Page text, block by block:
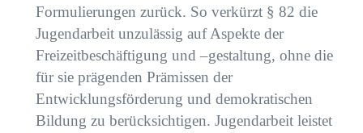
Formulierungen zurück. So verkürzt § 82 die
Jugendarbeit unzulässig auf Aspekte der
Freizeitbeschäftigung und –gestaltung, ohne die
für sie prägenden Prämissen der
Entwicklungsförderung und demokratischen
Bildung zu berücksichtigen. Jugendarbeit leistet